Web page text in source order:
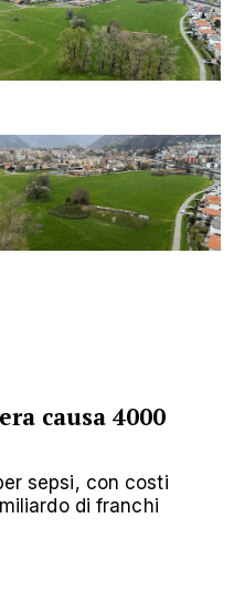
causa 4000
sepsi, con costi
di franchi